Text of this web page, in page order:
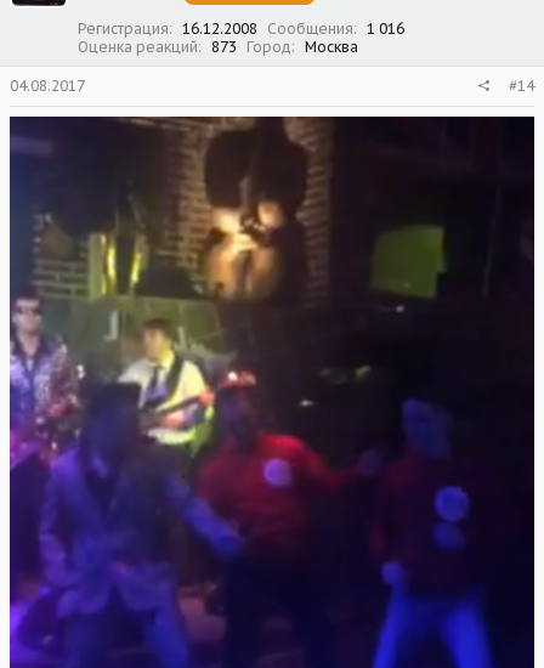
Регистрация 16.12.2008 Сообщения
1 016
Оценка реакций
873 Город Москва
04.08.2017 #14